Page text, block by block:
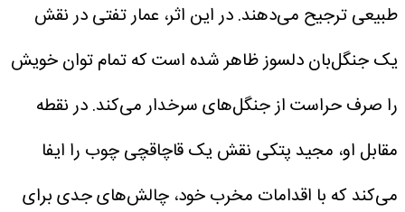
طبیعی ترجیح می‌دهند.در این اثر، عمار تفتی در نقش
یک جنگل‌بان دلسوز ظاهر شده است که تمام توان خویش
را صرف حراست از جنگل‌های سرخدار می‌کند.در نقطه
مقابل او، مجید پتکی نقش یک قاچاقچی چوب را ایفا
می‌کند که با اقدامات مخرب خود، چالش‌های جدی برای